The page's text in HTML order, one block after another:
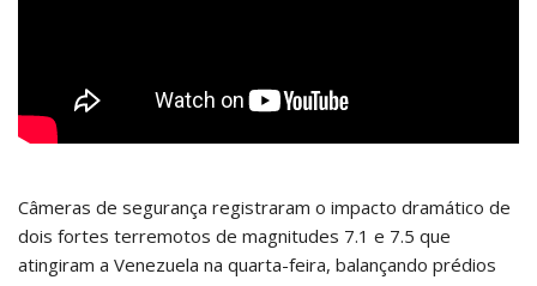
Câmeras de segurança registraram o impacto dramático de
dois fortes terremotos de magnitudes 7.1 e 7.5 que
atingiram a Venezuela na quarta-feira, balançando prédios